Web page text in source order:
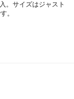
。サイズはジャスト
。